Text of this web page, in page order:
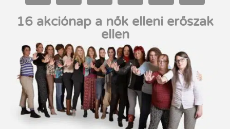
16 akciónap a nők elleni erőszak
ellen